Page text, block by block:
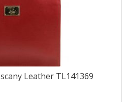
Leather TL141369